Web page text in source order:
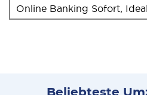
Online Banking Sofort,
Beliebteste